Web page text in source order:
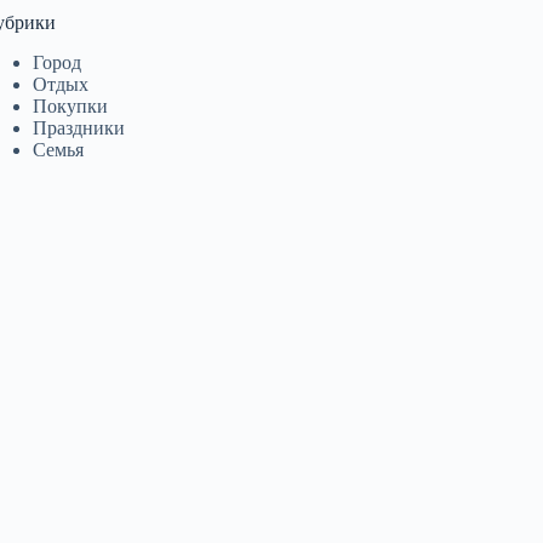
Город
Отдых
Покупки
Праздники
Семья